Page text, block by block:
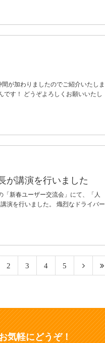
が加わりましたのでご紹介いたしま
す！ どうぞよろしくお願いいたし
が講演を行いました
「新春ユーザー交流会」にて、「人
演を行いました。 熾烈なドライバー
2 3 4 5
気軽にどうぞ！